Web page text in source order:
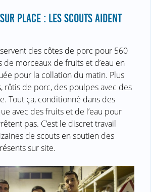
PLACE : LES SCOUTS AIDENT
des côtes de porc pour 560
de morceaux de fruits et d’eau en
pour la collation du matin. Plus
rôtis de porc, des poulpes avec des
Tout ça, conditionné dans des
avec des fruits et de l’eau pour
pas. C’est le discret travail
de scouts en soutien des
sur site.